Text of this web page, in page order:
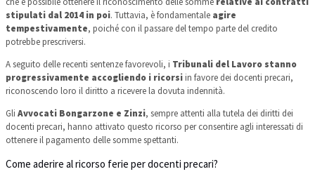
stipulati dal 2014 in poi. Tuttavia, è fondamentale agire
tempestivamente, poiché con il passare del tempo parte del credito
potrebbe prescriversi.
A seguito delle recenti sentenze favorevoli, i Tribunali del Lavoro stanno
progressivamente accogliendo i ricorsiin favore dei docenti precari,
riconoscendo loro il diritto a ricevere la dovuta indennità.
Gli Avvocati Bongarzone e Zinzi, sempre attenti alla tutela dei diritti dei
docenti precari, hanno attivato questo ricorso per consentire agli interessati di
ottenere il pagamento delle somme spettanti.
Come aderire al ricorso ferie per docenti precari?